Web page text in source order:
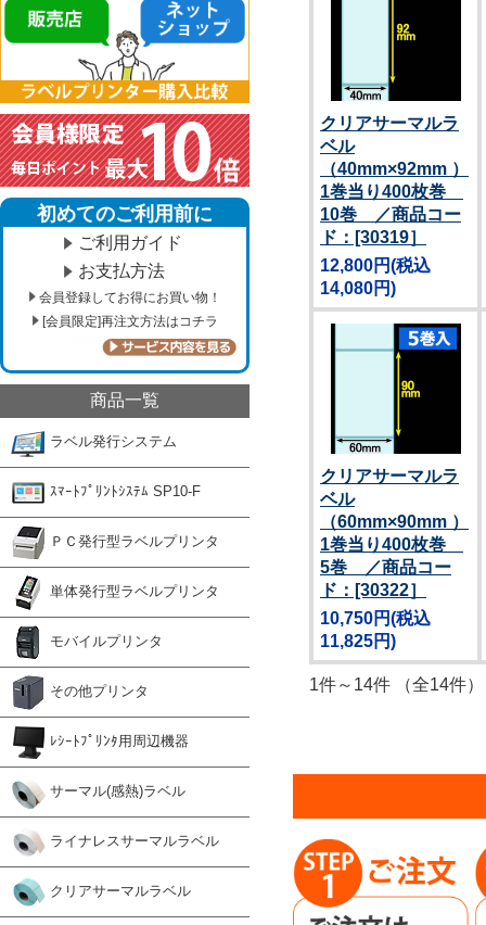
初めてのご利用前に
ご利用ガイド
お支払方法
会員登録してお得にお買い物！
[会員限定]再注文方法はコチラ
商品一覧
ラベル発行システム
ｽﾏｰﾄﾌﾟﾘﾝﾄｼｽﾃﾑ SP10-F
ＰＣ発行型ラベルプリンタ
単体発行型ラベルプリンタ
モバイルプリンタ
その他プリンタ
ﾚｼｰﾄﾌﾟﾘﾝﾀ用周辺機器
サーマル(感熱)ラベル
ライナレスサーマルラベル
クリアサーマルラベル
クリアサーマルラ
ベル
（40mm×92mm ）
1巻当り400枚巻
10巻 ／商品コー
ド：[30319］
12,800円(税込
14,080円)
クリアサーマルラ
ベル
（60mm×90mm ）
1巻当り400枚巻
5巻 ／商品コー
ド：[30322］
10,750円(税込
11,825円)
1件～14件 （全14件）